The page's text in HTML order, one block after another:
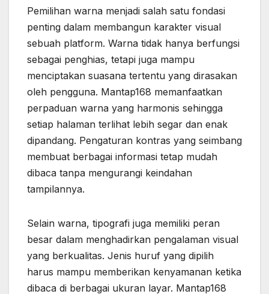
Pemilihan warna menjadi salah satu fondasi
penting dalam membangun karakter visual
sebuah platform. Warna tidak hanya berfungsi
sebagai penghias, tetapi juga mampu
menciptakan suasana tertentu yang dirasakan
oleh pengguna. Mantap168 memanfaatkan
perpaduan warna yang harmonis sehingga
setiap halaman terlihat lebih segar dan enak
dipandang. Pengaturan kontras yang seimbang
membuat berbagai informasi tetap mudah
dibaca tanpa mengurangi keindahan
tampilannya.
Selain warna, tipografi juga memiliki peran
besar dalam menghadirkan pengalaman visual
yang berkualitas. Jenis huruf yang dipilih
harus mampu memberikan kenyamanan ketika
dibaca di berbagai ukuran layar. Mantap168